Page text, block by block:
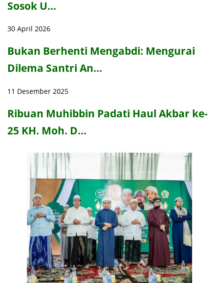
Sosok U…
30 April 2026
Bukan Berhenti Mengabdi: Mengurai
Dilema Santri An…
11 Desember 2025
Ribuan Muhibbin Padati Haul Akbar ke-
25 KH. Moh. D…